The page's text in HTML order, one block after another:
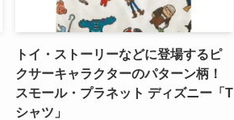
トイ・ストーリーなどに登場するピ
クサーキャラクターのパターン柄！
スモール・プラネット ディズニー「T
シャツ」